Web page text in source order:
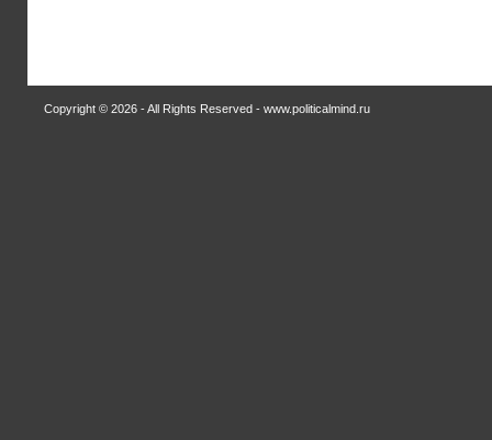
Copyright © 2026 - All Rights Reserved - www.politicalmind.ru